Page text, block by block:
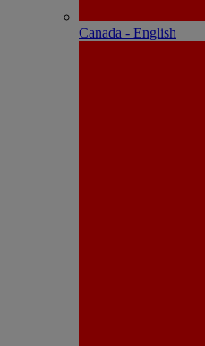
Canada - English